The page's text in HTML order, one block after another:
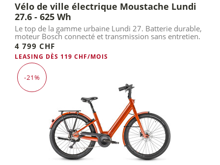
Vélo de ville électrique Moustache Lundi
27.6 - 625 Wh
Le top de la gamme urbaine Lundi 27. Batterie durable,
moteur Bosch connecté et transmission sans entretien.
4 799 CHF
LEASING DÈS 119 CHF/MOIS
-21%